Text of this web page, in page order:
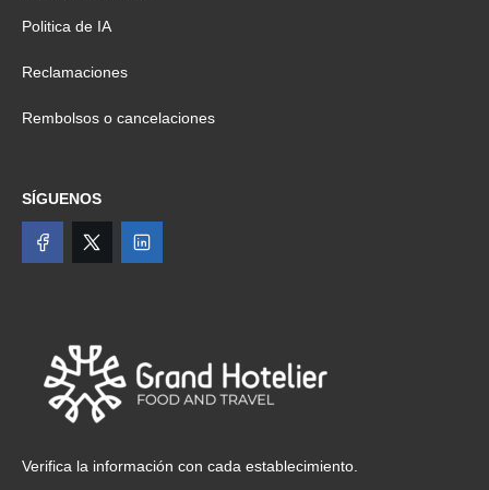
Politica de IA
Reclamaciones
Rembolsos o cancelaciones
SÍGUENOS
Verifica la información con cada establecimiento.